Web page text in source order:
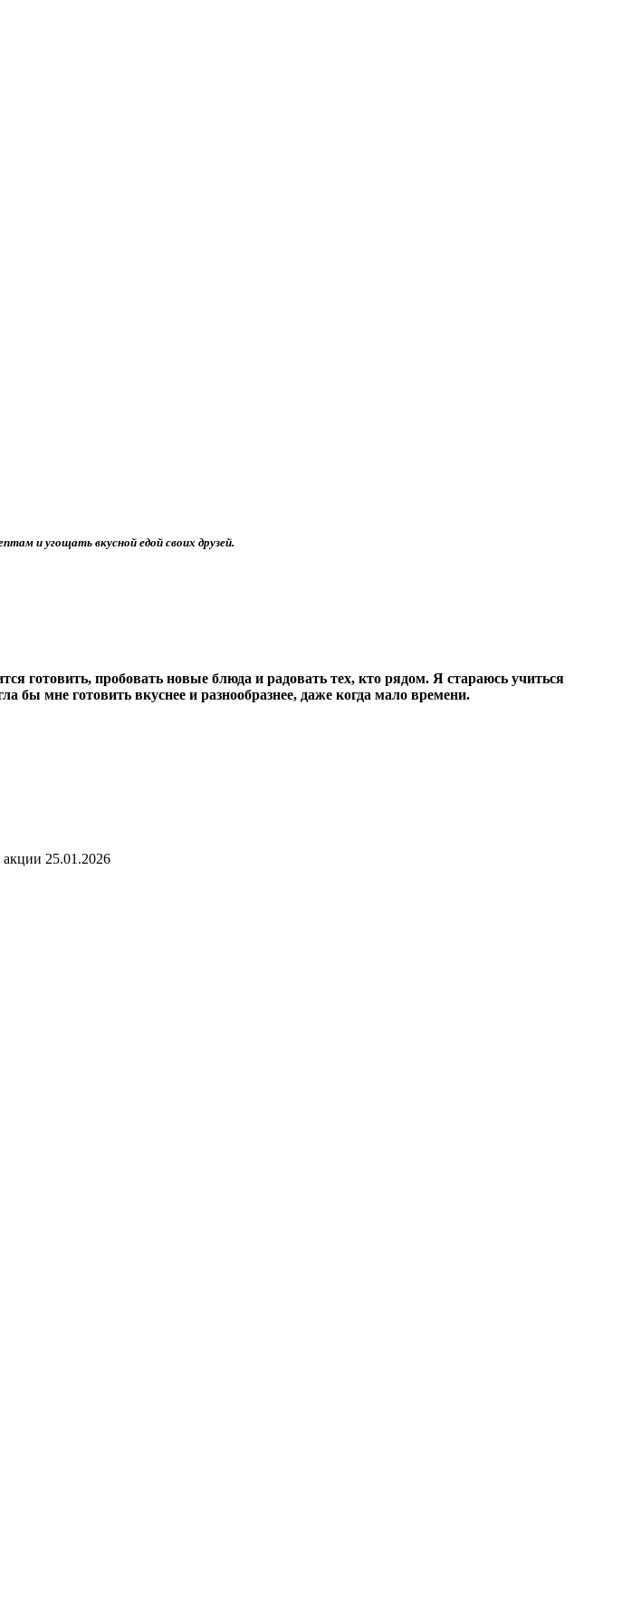
и угощать вкусной едой своих друзей.
готовить, пробовать новые блюда и радовать тех, кто рядом. Я стараюсь учиться
бы мне готовить вкуснее и разнообразнее, даже когда мало времени.
акции 25.01.2026